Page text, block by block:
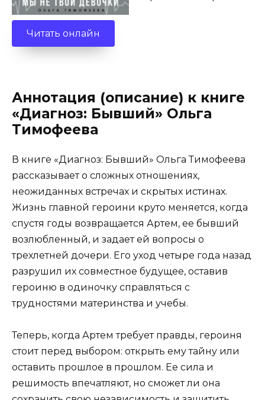
Читать онлайн
Аннотация (описание) к книге
«Диагноз: Бывший» Ольга
Тимофеева
В книге «Диагноз: Бывший» Ольга Тимофеева
рассказывает о сложных отношениях,
неожиданных встречах и скрытых истинах.
Жизнь главной героини круто меняется, когда
спустя годы возвращается Артем, ее бывший
возлюбленный, и задает ей вопросы о
трехлетней дочери. Его уход четыре года назад
разрушил их совместное будущее, оставив
героиню в одиночку справляться с
трудностями материнства и учебы.
Теперь, когда Артем требует правды, героиня
стоит перед выбором: открыть ему тайну или
оставить прошлое в прошлом. Ее сила и
решимость впечатляют, но сможет ли она